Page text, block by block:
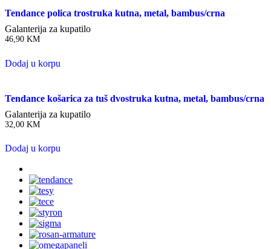
Tendance polica trostruka kutna, metal, bambus/crna
Galanterija za kupatilo
46,90 KM
Dodaj u korpu
Tendance košarica za tuš dvostruka kutna, metal, bambus/crna
Galanterija za kupatilo
32,00 KM
Dodaj u korpu